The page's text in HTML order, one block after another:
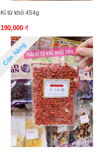
Kỉ tử khô 454g
190,000 ₫
Còn hàng